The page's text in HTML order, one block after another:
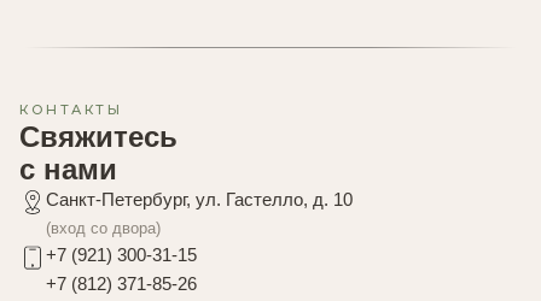
КОНТАКТЫ
Свяжитесь
с нами
Санкт-Петербург, ул. Гастелло, д. 10
(вход со двора)
+7 (921) 300-31-15
+7 (812) 371-85-26